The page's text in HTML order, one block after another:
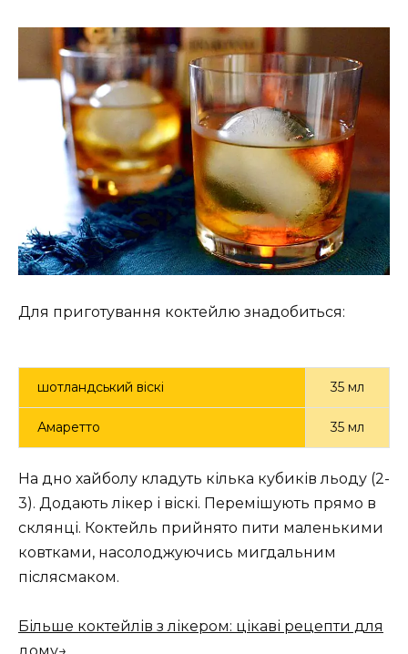
Для приготування коктейлю знадобиться:
шотландський віскі 35 мл
Амаретто 35 мл
На дно хайболу кладуть кілька кубиків льоду (2-
3). Додають лікер і віскі. Перемішують прямо в
склянці. Коктейль прийнято пити маленькими
ковтками, насолоджуючись мигдальним
післясмаком.
Більше коктейлів з лікером: цікаві рецепти для